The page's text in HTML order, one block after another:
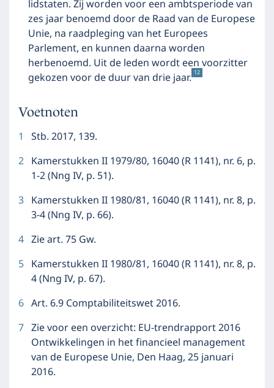
lidstaten. Zij worden voor een ambtsperiode van
zes jaar benoemd door de Raad van de Europese
Unie, na raadpleging van het Europees
Parlement, en kunnen daarna worden
herbenoemd. Uit de leden wordt een voorzitter
gekozen voor de duur van drie jaar. 12
Voetnoten
1 Stb. 2017, 139.
2 Kamerstukken II 1979/80, 16040 (R 1141), nr. 6, p.
1-2 (Nng IV, p. 51).
3 Kamerstukken II 1980/81, 16040 (R 1141), nr. 8, p.
3-4 (Nng IV, p. 66).
4 Zie art. 75 Gw.
5 Kamerstukken II 1980/81, 16040 (R 1141), nr. 8, p.
4 (Nng IV, p. 67).
6 Art. 6.9 Comptabiliteitswet 2016.
7 Zie voor een overzicht: EU-trendrapport 2016
Ontwikkelingen in het financieel management
van de Europese Unie, Den Haag, 25 januari
2016.